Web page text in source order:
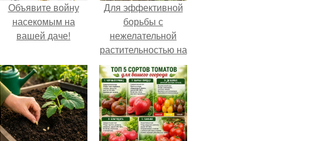
Объявите войну
насекомым на
вашей даче!
Для эффективной
борьбы с
нежелательной
растительностью на
вашем
приусадебном
участке крайне
важно понимать
природу этих
"Врагов".